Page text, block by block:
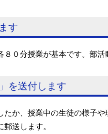
す
８０分授業が基本です。部
を送付します
たか、授業中の生徒の様子
送します。